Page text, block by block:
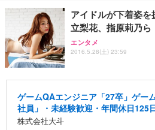
アイドルが下着姿
立梨花、指原莉乃ら
エンタメ
2016.5.28(土) 23:59
ゲームQAエンジニア「27卒」ゲー
社員」・未経験歓迎・年間休日125
株式会社大斗